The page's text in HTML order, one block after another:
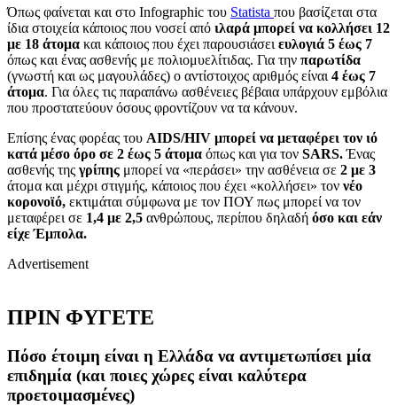
Όπως φαίνεται και στο Infographic του Statista που βασίζεται στα
ίδια στοιχεία κάποιος που νοσεί από ιλαρά μπορεί να κολλήσει 12
με 18 άτομα και κάποιος που έχει παρουσιάσει ευλογιά 5 έως 7
όπως και ένας ασθενής με πολιομυελίτιδας. Για την παρωτίδα
(γνωστή και ως μαγουλάδες) ο αντίστοιχος αριθμός είναι 4 έως 7
άτομα. Για όλες τις παραπάνω ασθένειες βέβαια υπάρχουν εμβόλια
που προστατεύουν όσους φροντίζουν να τα κάνουν.
Επίσης ένας φορέας του AIDS/HIV μπορεί να μεταφέρει τον ιό
κατά μέσο όρο σε 2 έως 5 άτομα όπως και για τον SARS. Ένας
ασθενής της γρίπης μπορεί να «περάσει» την ασθένεια σε 2 με 3
άτομα και μέχρι στιγμής, κάποιος που έχει «κολλήσει» τον νέο
κορονοϊό, εκτιμάται σύμφωνα με τον ΠΟΥ πως μπορεί να τον
μεταφέρει σε 1,4 με 2,5 ανθρώπους, περίπου δηλαδή όσο και εάν
είχε Έμπολα.
Advertisement
ΠΡΙΝ ΦΥΓΕΤΕ
Πόσο έτοιμη είναι η Ελλάδα να αντιμετωπίσει μία
επιδημία (και ποιες χώρες είναι καλύτερα
προετοιμασμένες)